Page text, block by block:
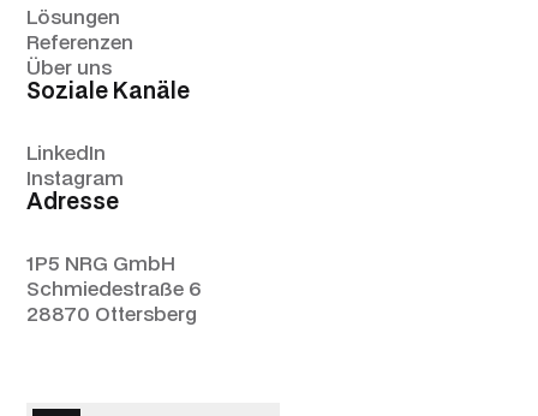
Lösungen
Referenzen
Über uns
Soziale Kanäle
LinkedIn
Instagram
Adresse
1P5 NRG GmbH
Schmiedestraße 6
28870 Ottersberg